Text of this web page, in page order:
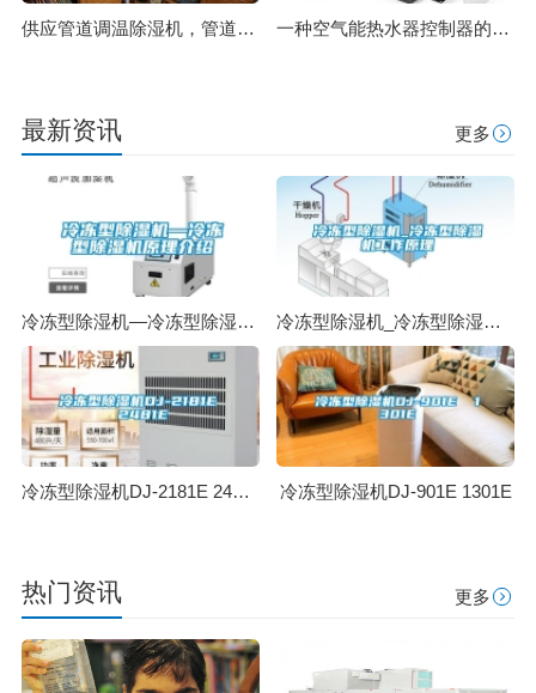
供应管道调温除湿机，管道降温除湿机、管道升温除湿机 一种空气能热水器控制器的防潮除湿装置的制作方法
最新资讯 更多
冷冻型除湿机—冷冻型除湿机原理介绍 冷冻型除湿机_冷冻型除湿机工作原理
冷冻型除湿机DJ-2181E 2481E 冷冻型除湿机DJ-901E 1301E
热门资讯 更多